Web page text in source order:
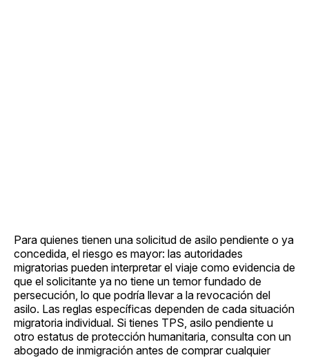
Para quienes tienen una solicitud de asilo pendiente o ya
concedida, el riesgo es mayor: las autoridades
migratorias pueden interpretar el viaje como evidencia de
que el solicitante ya no tiene un temor fundado de
persecución, lo que podría llevar a la revocación del
asilo. Las reglas específicas dependen de cada situación
migratoria individual. Si tienes TPS, asilo pendiente u
otro estatus de protección humanitaria, consulta con un
abogado de inmigración antes de comprar cualquier